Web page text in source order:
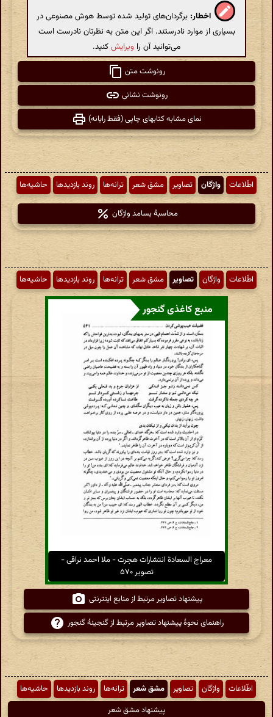
اخطار: برگردان‌های تولید شده توسط هوش مصنوعی در
بسیاری از موارد نادرستند. اگر این متن به نظرتان نادرست است
می‌توانید آن را ویرایشکنید.
رونوشت متن
رونوشت نشانی
نمای مشابه کتابهای چاپی (فقط رایانه)
اطّلاعات واژگان تصاویر مشق شعر ترانه‌ها روند بازدیدها حاشیه‌ها
محاسبهٔ بسامد واژگان
اطّلاعات واژگان تصاویر مشق شعر ترانه‌ها روند بازدیدها حاشیه‌ها
منبع کاغذی گنجور
معراج السعادة انتشارات هجرت - ملا احمد نراقی -
تصویر ۵۷۰
پیشنهاد تصاویر مرتبط از منابع اینترنتی
راهنمای نحوهٔ پیشنهاد تصاویر مرتبط از گنجینهٔ گنجور
اطّلاعات واژگان تصاویر مشق شعر ترانه‌ها روند بازدیدها
حاشیه‌ها
پیشنهاد مشق شعر